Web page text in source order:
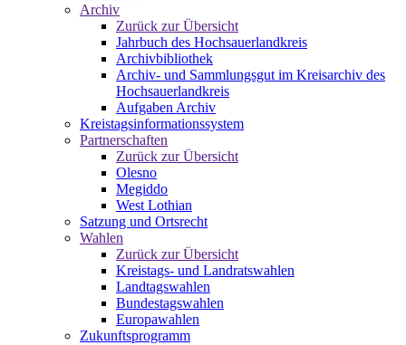
Archiv
Zurück zur Übersicht
Jahrbuch des Hochsauerlandkreis
Archivbibliothek
Archiv- und Sammlungsgut im Kreisarchiv des
Hochsauerlandkreis
Aufgaben Archiv
Kreistagsinformationssystem
Partnerschaften
Zurück zur Übersicht
Olesno
Megiddo
West Lothian
Satzung und Ortsrecht
Wahlen
Zurück zur Übersicht
Kreistags- und Landratswahlen
Landtagswahlen
Bundestagswahlen
Europawahlen
Zukunftsprogramm